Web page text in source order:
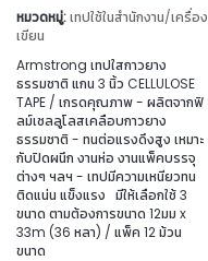
หมวดหมู่:เทปใช้ในสำนักงาน/เครื่อง
เขียน
Armstrong เทปใสกาวยาง
ธรรมชาติ แกน 3 นิ้ว CELLULOSE
TAPE / เกรดคุณภาพ - ผลิตจากฟิ
ลม์เซลลูโลสเคลือบกาวยาง
ธรรมชาติ - ทนต่อแรงดึงสูง เหมาะ
กับปิดผนึก งานห่อ งานแพ็คบรรจุ
ต่างๆ ฯลฯ - เทปมีความเหนียวทน
ติดแน่น แข็งแรง มีให้เลือกใช้ 3
ขนาด ตามต้องการขนาด 12มม x
33m (36 หลา) / แพ็ค 12 ม้วน
ขนาด